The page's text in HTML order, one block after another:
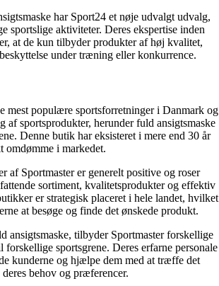
har Sport24 et nøje udvalgt udvalg,
sportslige aktiviteter. Deres ekspertise inden
at de kun tilbyder produkter af høj kvalitet,
under træning eller konkurrence.
mest populære sportsforretninger i Danmark og
af sportsprodukter, herunder fuld ansigtsmaske
Denne butik har eksisteret i mere end 30 år
omdømme i markedet.
af Sportmaster er generelt positive og roser
sortiment, kvalitetsprodukter og effektiv
er strategisk placeret i hele landet, hvilket
at besøge og finde det ønskede produkt.
ansigtsmaske, tilbyder Sportmaster forskellige
sportsgrene. Deres erfarne personale
kunderne og hjælpe dem med at træffe det
deres behov og præferencer.